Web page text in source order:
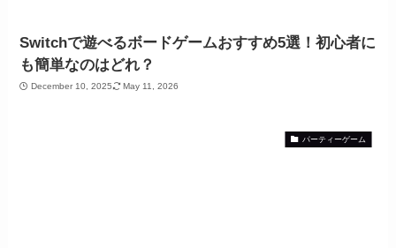
Switchで遊べるボードゲームおすすめ5選！初心者に
も簡単なのはどれ？
December 10, 2025 May 11, 2026
パーティーゲーム